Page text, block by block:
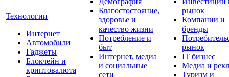
Технологии
Интернет
Автомобили
Гаджеты
Блокчейн и
криптовалюта
Благостостояние,
здоровье и
качество жизни
Потребление и
быт
Интернет, медиа
и социальные
сети
рынок
Компании и
бренды
рынок
IT бизнес
Медиа и
Туризм и